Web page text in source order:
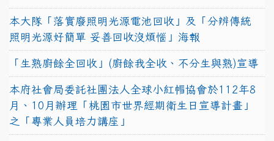
本大隊「落實廢照明光源電池回收」及「分辨傳統
照明光源好簡單 妥善回收沒煩惱」海報
「生熟廚餘全回收」(廚餘我全收、不分生與熟)宣導
本府社會局委託社團法人全球小紅帽協會於112年8
月、10月辦理「桃園市世界經期衛生日宣導計畫」
之「專業人員培力講座」